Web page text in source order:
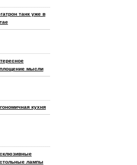
танк уже в
мысли
кухня
лампы